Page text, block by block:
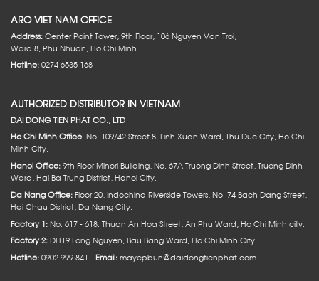
ARO VIET NAM OFFICE
Address:Center Point Tower, 9th Floor, 106 Nguyen Van Troi,
Ward 8, Phu Nhuan, Ho Chi Minh
Hotline:0274 6535 168
AUTHORIZED DISTRIBUTOR IN VIETNAM
DAI DONG TIEN PHAT CO., LTD
Ho Chi Minh Office: No. 109/42 Street 8, Linh Xuan Ward, Thu Duc City, Ho Chi
Minh City.
Hanoi Office:9th Floor Minori Building, No. 67A Truong Dinh Street, Truong Dinh
Ward, Hai Ba Trung District, Hanoi City.
Da Nang Office:Floor 20, Indochina Riverside Towers, No. 74 Bach Dang Street,
Hai Chau District, Da Nang City.
Factory 1:No. 617 - 618. Thuan An Hoa Street, An Phu Ward, Ho Chi Minh city.
Factory 2:DH19 Long Nguyen, Bau Bang Ward, Ho Chi Minh City
Hotline:0902 999 841 -Email:mayepbun@daidongtienphat.com